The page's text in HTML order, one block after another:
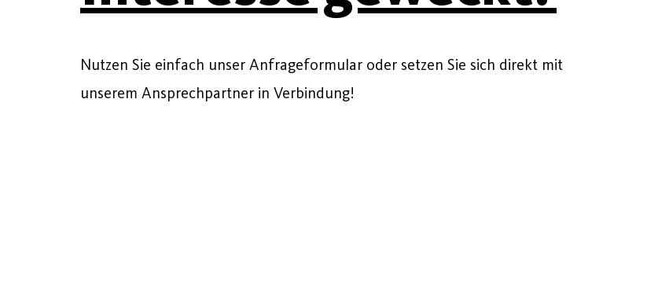
Nutzen Sie einfach unser Anfrageformular oder setzen Sie sich direkt mit
unserem Ansprechpartner in Verbindung!